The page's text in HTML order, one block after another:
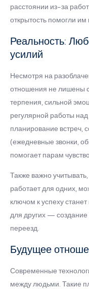
расстоянии из-за
открытость помогли
Реальность:
усилий
Несмотря на
отношения не лишены
терпения, сильной
регулярной работы
планирование встреч,
(ежедневные звонки,
помогает парам
Также важно
работает для одних,
ключом к успеху
для других — создание
переезд.
Будущее
Современные
между людьми. Такие